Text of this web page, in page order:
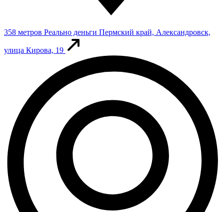
358 метров Реально деньги Пермский край, Александровск,
улица Кирова, 19